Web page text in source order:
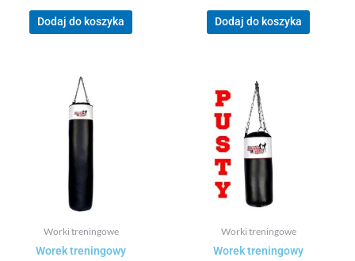
Dodaj do koszyka Dodaj do koszyka
Worki treningowe
Worek treningowy
Worki treningowe
Worek treningowy